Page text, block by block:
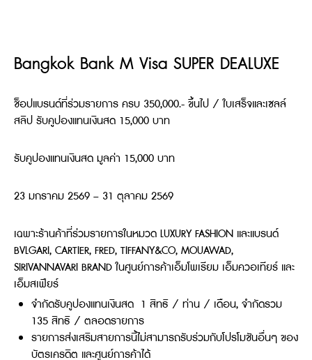
Bangkok Bank M Visa SUPER DEALUXE
ช็อปแบรนด์ที่ร่วมรายการ ครบ 350,000.- ขึ้นไป / ใบเสร็จและเซลล์
สลิป รับคูปองแทนเงินสด 15,000 บาท
รับคูปองแทนเงินสด มูลค่า 15,000 บาท
23 มกราคม 2569 – 31 ตุลาคม 2569
เฉพาะร้านค้าที่ร่วมรายการในหมวด LUXURY FASHION และแบรนด์
BVLGARI, CARTIER, FRED, TIFFANY&CO, MOUAWAD,
SIRIVANNAVARI BRAND ในศูนย์การค้าเอ็มโพเรียม เอ็มควอเทียร์ และ
เอ็มสเฟียร์
จำกัดรับคูปองแทนเงินสด 1 สิทธิ / ท่าน / เดือน, จำกัดรวม
135 สิทธิ / ตลอดรายการ
รายการส่งเสริมสายการนี้ไม่สามารถรับร่วมกับโปรโมชันอื่นๆ ของ
บัตรเครดิต และศูนย์การค้าได้